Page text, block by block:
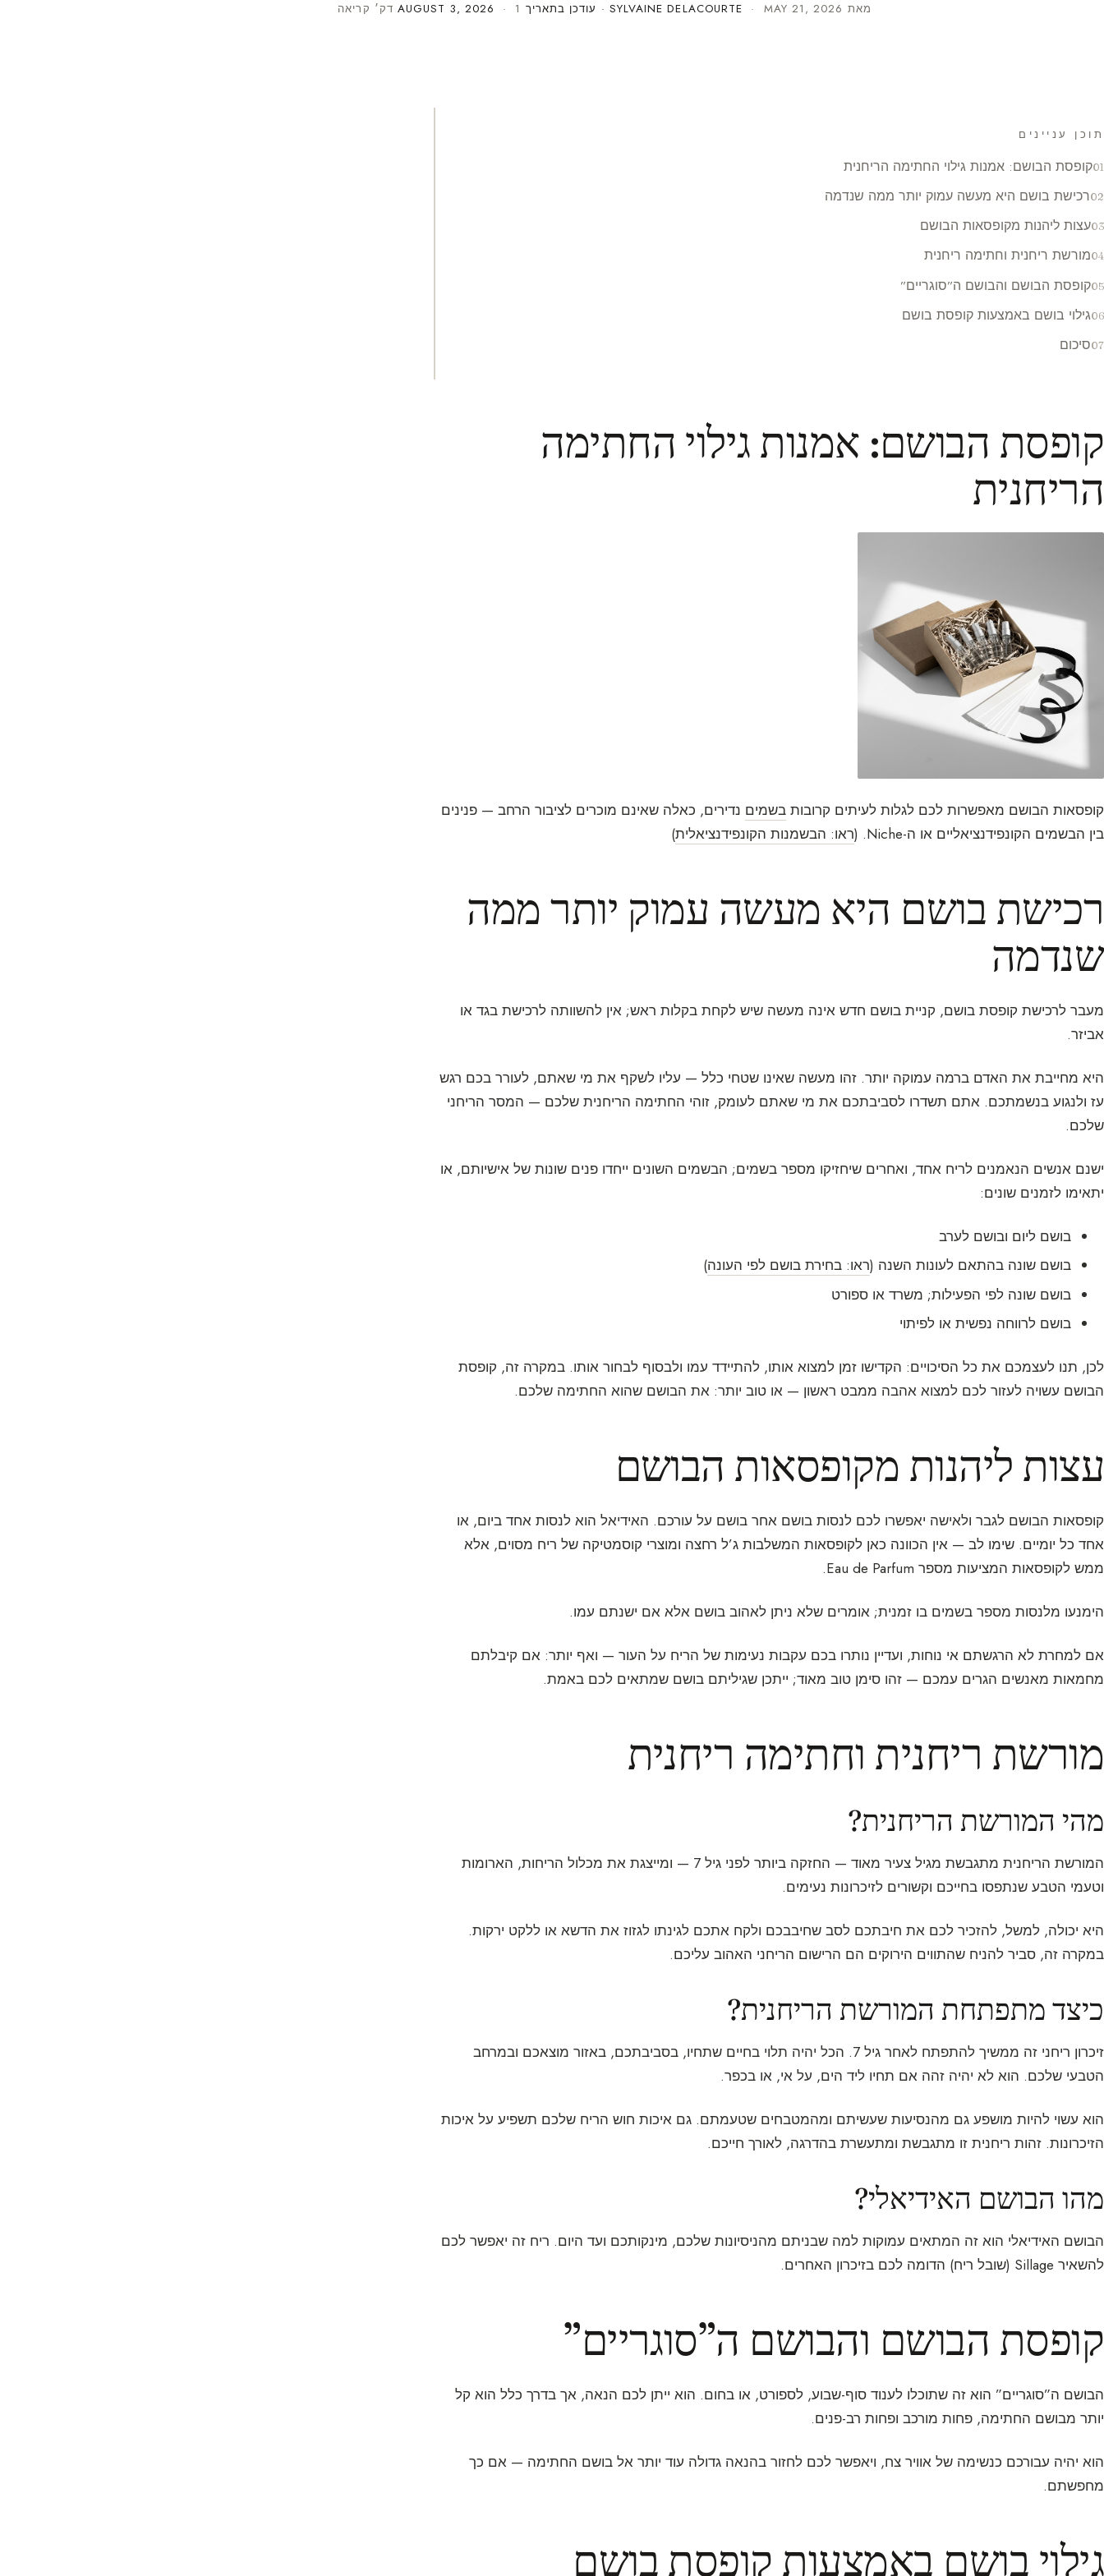
מאת SYLVAINE DELACOURTE · MAY 21, 2026 · עודכן בתאריך AUGUST 3, 2026 · 1 דק׳ קריאה
תוכן עניינים
קופסת הבושם: אמנות גילוי החתימה הריחנית
רכישת בושם היא מעשה עמוק יותר ממה שנדמה
עצות ליהנות מקופסאות הבושם
מורשת ריחנית וחתימה ריחנית
קופסת הבושם והבושם ה”סוגריים”
גילוי בושם באמצעות קופסת בושם
סיכום
קופסת הבושם: אמנות גילוי החתימה
הריחנית
קופסאות הבושם מאפשרות לכם לגלות לעיתים קרובות בשמים נדירים, כאלה שאינם מוכרים לציבור הרחב — פנינים
בין הבשמים הקונפידנציאליים או ה-Niche. (
ראו: הבשמנות הקונפידנציאלית)
רכישת בושם היא מעשה עמוק יותר ממה
שנדמה
מעבר לרכישת קופסת בושם, קניית בושם חדש אינה מעשה שיש לקחת בקלות ראש; אין להשוותה לרכישת בגד או
אביזר.
היא מחייבת את האדם ברמה עמוקה יותר. זהו מעשה שאינו שטחי כלל — עליו לשקף את מי שאתם, לעורר בכם רגש
עז ולנגוע בנשמתכם. אתם תשדרו לסביבתכם את מי שאתם לעומק, זוהי החתימה הריחנית שלכם — המסר הריחני
שלכם.
ישנם אנשים הנאמנים לריח אחד, ואחרים שיחזיקו מספר בשמים; הבשמים השונים ייחדו פנים שונות של אישיותם, או
יתאימו לזמנים שונים:
בושם ליום ובושם לערב
בושם שונה בהתאם לעונות השנה (ראו: בחירת בושם לפי העונה)
בושם שונה לפי הפעילות; משרד או ספורט
בושם לרווחה נפשית או לפיתוי
לכן, תנו לעצמכם את כל הסיכויים: הקדישו זמן למצוא אותו, להתיידד עמו ולבסוף לבחור אותו. במקרה זה, קופסת
הבושם עשויה לעזור לכם למצוא אהבה ממבט ראשון — או טוב יותר: את הבושם שהוא החתימה שלכם.
עצות ליהנות מקופסאות הבושם
קופסאות הבושם לגבר ולאישה יאפשרו לכם לנסות בושם אחר בושם על עורכם. האידיאל הוא לנסות אחד ביום, או
אחד כל יומיים. שימו לב — אין הכוונה כאן לקופסאות המשלבות ג’ל רחצה ומוצרי קוסמטיקה של ריח מסוים, אלא
ממש לקופסאות המציעות מספר Eau de Parfum.
הימנעו מלנסות מספר בשמים בו זמנית; אומרים שלא ניתן לאהוב בושם אלא אם ישנתם עמו.
אם למחרת לא הרגשתם אי נוחות, ועדיין נותרו בכם עקבות נעימות של הריח על העור — ואף יותר: אם קיבלתם
מחמאות מאנשים הגרים עמכם — זהו סימן טוב מאוד; ייתכן שגיליתם בושם שמתאים לכם באמת.
מורשת ריחנית וחתימה ריחנית
מהי המורשת הריחנית?
המורשת הריחנית מתגבשת מגיל צעיר מאוד — החזקה ביותר לפני גיל 7 — ומייצגת את מכלול הריחות, הארומות
וטעמי הטבע שנתפסו בחייכם וקשורים לזיכרונות נעימים.
היא יכולה, למשל, להזכיר לכם את חיבתכם לסב שחיבבכם ולקח אתכם לגינתו לגזוז את הדשא או ללקט ירקות.
במקרה זה, סביר להניח שהתווים הירוקים הם הרישום הריחני האהוב עליכם.
כיצד מתפתחת המורשת הריחנית?
זיכרון ריחני זה ממשיך להתפתח לאחר גיל 7. הכל יהיה תלוי בחיים שתחיו, בסביבתכם, באזור מוצאכם ובמרחב
הטבעי שלכם. הוא לא יהיה זהה אם תחיו ליד הים, על אי, או בכפר.
הוא עשוי להיות מושפע גם מהנסיעות שעשיתם ומהמטבחים שטעמתם. גם איכות חוש הריח שלכם תשפיע על איכות
הזיכרונות. זהות ריחנית זו מתגבשת ומתעשרת בהדרגה, לאורך חייכם.
מהו הבושם האידיאלי?
הבושם האידיאלי הוא זה המתאים עמוקות למה שבניתם מהניסיונות שלכם, מינקותכם ועד היום. ריח זה יאפשר לכם
להשאיר Sillage (שובל ריח) הדומה לכם בזיכרון האחרים.
קופסת הבושם והבושם ה”סוגריים”
הבושם ה”סוגריים” הוא זה שתוכלו לענוד סוף-שבוע, לספורט, או בחום. הוא ייתן לכם הנאה, אך בדרך כלל הוא קל
יותר מבושם החתימה, פחות מורכב ופחות רב-פנים.
הוא יהיה עבורכם כנשימה של אוויר צח, ויאפשר לכם לחזור בהנאה גדולה עוד יותר אל בושם החתימה — אם כך
מחפשתם.
גילוי בושם באמצעות קופסת בושם